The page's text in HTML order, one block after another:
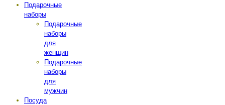
Подарочные
наборы
Подарочные
наборы
для
женщин
Подарочные
наборы
для
мужчин
Посуда